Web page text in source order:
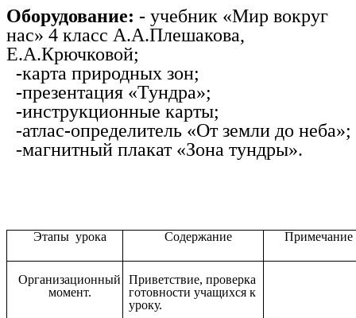
Оборудование: - учебник «Мир вокруг
нас» 4 класс А.А.Плешакова,
Е.А.Крючковой;
-карта природных зон;
-презентация «Тундра»;
-инструкционные карты;
-атлас-определитель «От земли до неба»;
-магнитный плакат «Зона тундры».
Этапы урока Содержание Примечание
Организационный
момент.
Приветствие, проверка
готовности учащихся к
уроку.